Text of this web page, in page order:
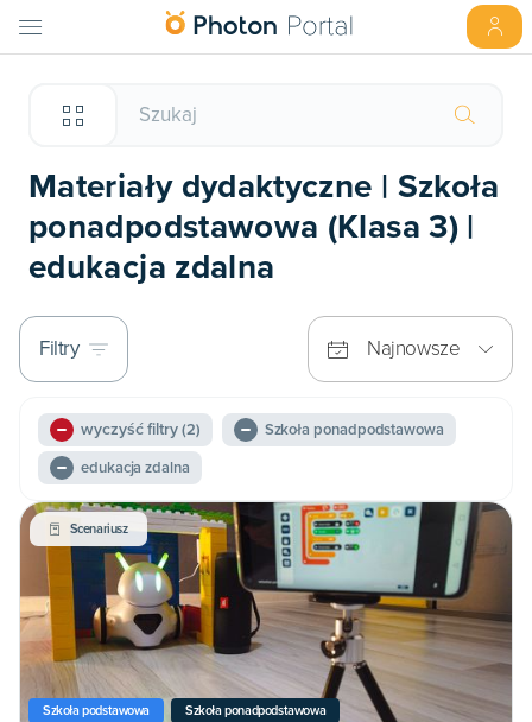
Materiały dydaktyczne | Szkoła
ponadpodstawowa (Klasa 3) |
edukacja zdalna
Filtry Najnowsze
wyczyść filtry(2)
Szkoła ponadpodstawowa
edukacja zdalna
Scenariusz
Szkoła podstawowa Szkoła ponadpodstawowa